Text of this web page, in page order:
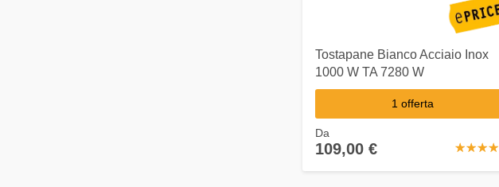
Tostapane Bianco Acciaio Inox
1000 W TA 7280 W
1 offerta
☆☆☆☆
★★★★
Da
109,00 €